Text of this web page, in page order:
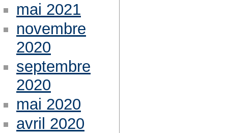
mai 2021
novembre
2020
septembre
2020
mai 2020
avril 2020